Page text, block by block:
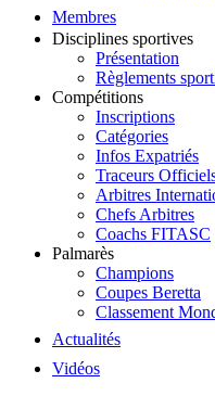
Membres
Disciplines sportives
Présentation
Règlements
Compétitions
Inscriptions
Catégories
Infos Expatriés
Traceurs
Arbitres
Chefs Arbitres
Coachs FITASC
Palmarès
Champions
Coupes Beretta
Classement
Actualités
Vidéos